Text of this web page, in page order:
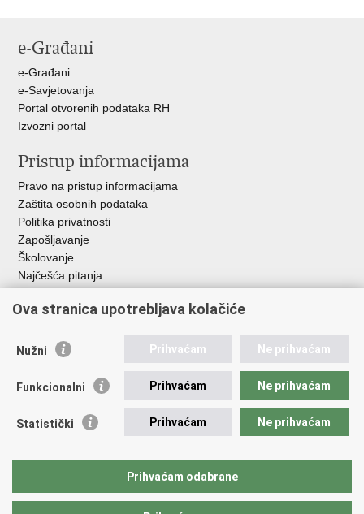
Facebooku
X-
e-Građani
e-Građani
e-Savjetovanja
Portal otvorenih podataka RH
Izvozni portal
Pristup informacijama
Pravo na pristup informacijama
Zaštita osobnih podataka
Politika privatnosti
Zapošljavanje
Školovanje
Najčešća pitanja
Važne poveznice
EMN Nacionalna kontaktna točka za Republiku Hrvatsku
Policijska akademija
Zaklada policijske solidarnosti
Udruge
Ova stranica upotrebljava kolačiće
Nužni Prihvaćam Ne prihvaćam
Funkcionalni Prihvaćam Ne prihvaćam
Statistički Prihvaćam Ne prihvaćam
Prihvaćam odabrane